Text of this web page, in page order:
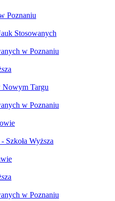
Poznaniu
Stosowanych
w Poznaniu
Nowym Targu
w Poznaniu
Szkoła Wyższa
w Poznaniu